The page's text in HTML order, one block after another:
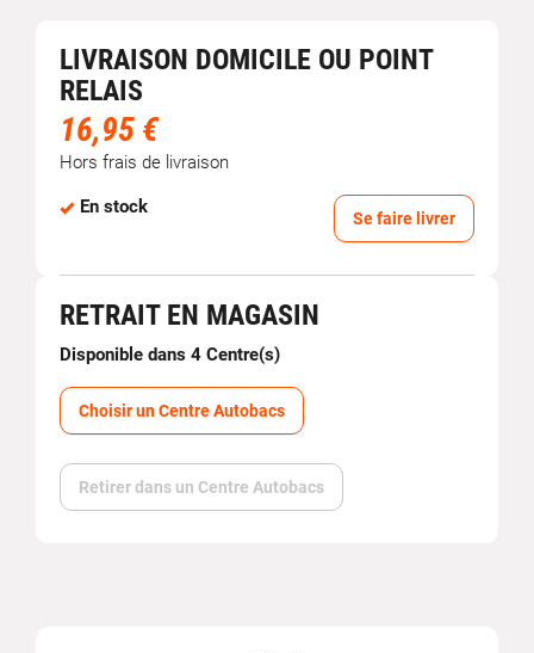
LIVRAISON DOMICILE OU POINT
RELAIS
16,95 €
Hors frais de livraison
En stock
Se faire livrer
RETRAIT EN MAGASIN
Disponible dans 4 Centre(s)
Choisir un Centre Autobacs
Retirer dans un Centre Autobacs